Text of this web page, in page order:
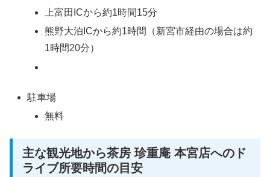
上富田ICから約1時間15分
熊野大泊ICから約1時間（新宮市経由の場合は約
1時間20分）
駐車場
無料
主な観光地から茶房 珍重庵 本宮店へのド
ライブ所要時間の目安